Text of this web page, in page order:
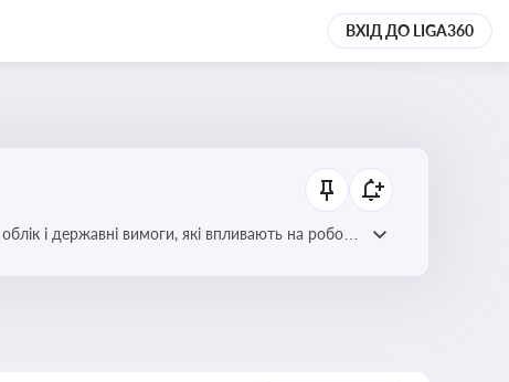
ВХІД ДО LIGA360
і державні вимоги, які впливають на роботу